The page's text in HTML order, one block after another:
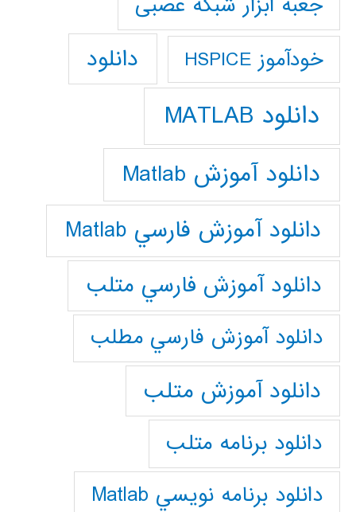
خودآموز HSPICE دانلود
دانلود MATLAB
دانلود آموزش Matlab
دانلود آموزش فارسي Matlab
دانلود آموزش فارسي متلب
دانلود آموزش فارسي مطلب
دانلود آموزش متلب
دانلود برنامه متلب
دانلود برنامه نويسي Matlab